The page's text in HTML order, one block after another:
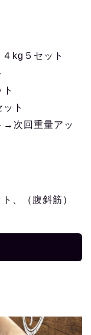
kg５セット
ト
→次回重量アッ
、（腹斜筋）